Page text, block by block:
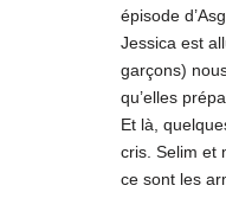
épisode
Jessica est
garçons)
qu’elles
Et là,
cris. Selim et
ce sont les